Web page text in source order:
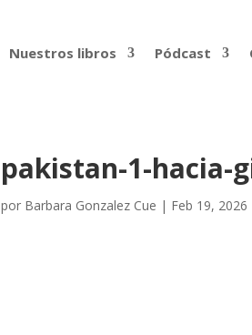
Nuestros libros Pódcast
pakistan-1-hacia-
por Barbara Gonzalez Cue | Feb 19, 2026